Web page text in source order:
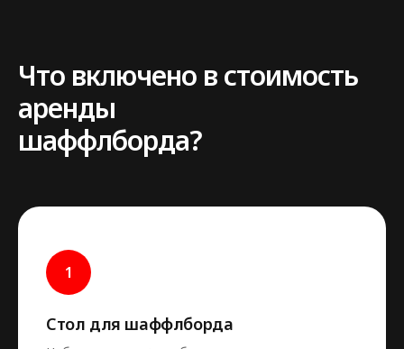
Что включено в стоимость
аренды
шаффлборда?
Стол для шаффлборда